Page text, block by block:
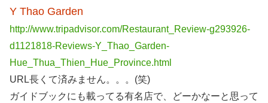
Y Thao Garden
http://www.tripadvisor.com/Restaurant_Review-g293926-
d1121818-Reviews-Y_Thao_Garden-
Hue_Thua_Thien_Hue_Province.html
URL長くて済みません。。。(笑)
ガイドブックにも載ってる有名店で、どーかなーと思って